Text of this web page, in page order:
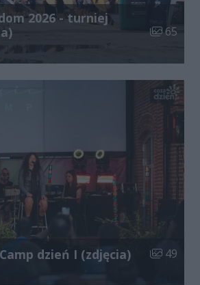
2026 - turniej
Liczba
65
dzień I (zdjęcia) Liczba
49